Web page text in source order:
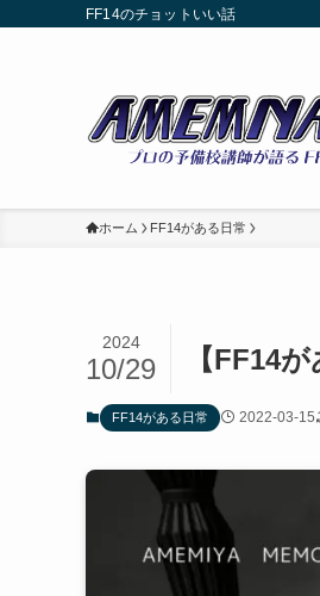
FF14のチョットいい話
ホーム FF14がある日常
【FF14
2024
10/29
FF14がある日常 2022-03-15